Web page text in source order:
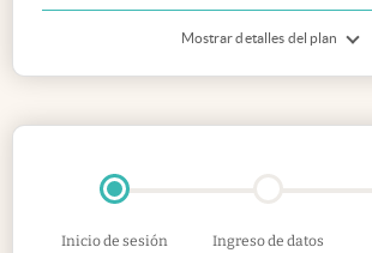
Mostrar detalles del plan
Inicio de sesión Ingreso de datos